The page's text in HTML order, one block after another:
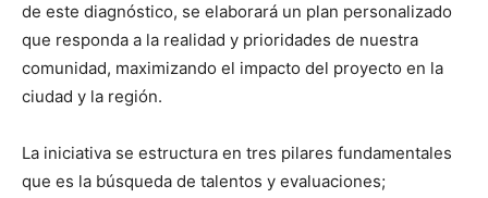
de este diagnóstico, se elaborará un plan personalizado
que responda a la realidad y prioridades de nuestra
comunidad, maximizando el impacto del proyecto en la
ciudad y la región.
La iniciativa se estructura en tres pilares fundamentales
que es la búsqueda de talentos y evaluaciones;